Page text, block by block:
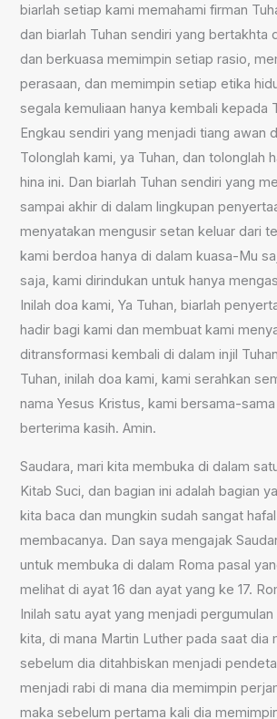
biarlah setiap kami memahami firman
dan biarlah Tuhan sendiri yang bertakhta
dan berkuasa memimpin setiap rasio,
perasaan, dan memimpin setiap etika
segala kemuliaan hanya kembali kepada
Engkau sendiri yang menjadi tiang awan
Tolonglah kami, ya Tuhan, dan tolonglah
hina ini. Dan biarlah Tuhan sendiri yang
sampai akhir di dalam lingkupan
menyatakan mengusir setan keluar dari
kami berdoa hanya di dalam kuasa-Mu
saja, kami dirindukan untuk hanya
Inilah doa kami, Ya Tuhan, biarlah
hadir bagi kami dan membuat kami
ditransformasi kembali di dalam injil
Tuhan, inilah doa kami, kami serahkan
nama Yesus Kristus, kami bersama-
berterima kasih. Amin.
Saudara, mari kita membuka di dalam
Kitab Suci, dan bagian ini adalah bagian
kita baca dan mungkin sudah sangat
membacanya. Dan saya mengajak
untuk membuka di dalam Roma pasal
melihat di ayat 16 dan ayat yang ke 17.
Inilah satu ayat yang menjadi
kita, di mana Martin Luther pada saat dia
sebelum dia ditahbiskan menjadi
menjadi rabi di mana dia memimpin
maka sebelum pertama kali dia